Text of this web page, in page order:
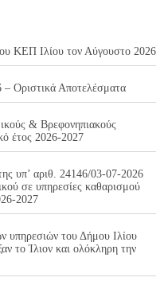
ΚΕΠ Ιλίου τον Αύγουστο 2026
Οριστικά Αποτελέσματα
& Βρεφονηπιακούς
έτος 2026-2027
υπ’ αριθ. 24146/03-07-2026
σε υπηρεσίες καθαρισμού
2027
υπηρεσιών του Δήμου Ιλίου
το Ίλιον και ολόκληρη την